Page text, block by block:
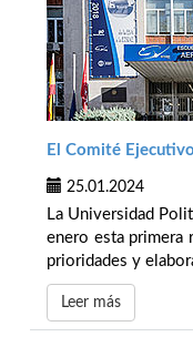
El Comité
25.01.2024
La Universidad
enero esta primera
prioridades y
Leer más